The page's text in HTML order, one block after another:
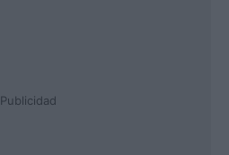
Publicidad